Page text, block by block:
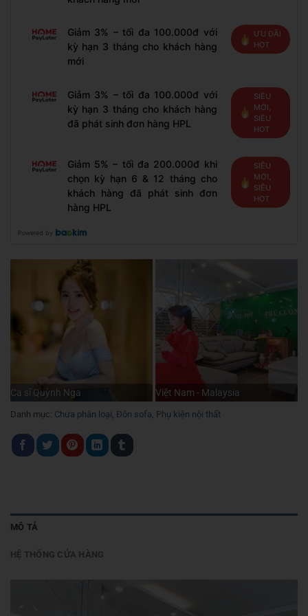
Giảm 3% – tối đa 100.000đ với
kỳ hạn 3 tháng cho khách hàng
mới
ƯU ĐÃI
HOT
Giảm 3% – tối đa 100.000đ với
kỳ hạn 3 tháng cho khách hàng
đã phát sinh đơn hàng HPL
SIÊU
MỚI,
SIÊU
HOT
Giảm 5% – tối đa 200.000đ khi
chọn kỳ hạn 6 & 12 tháng cho
khách hàng đã phát sinh đơn
hàng HPL
SIÊU
MỚI,
SIÊU
HOT
Powered by
Ca sĩ Quỳnh Nga Việt Nam - Malaysia
Danh mục: Chưa phân loại, Đôn sofa, Phụ kiện nội thất
MÔ TẢ
HỆ THỐNG CỬA HÀNG